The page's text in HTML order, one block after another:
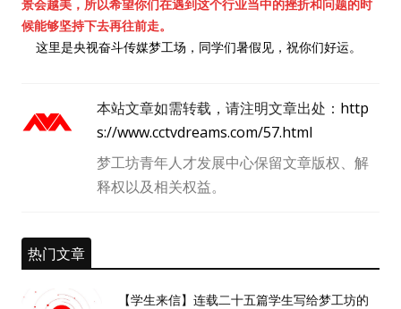
景会越美，所以希望你们在遇到这个行业当中的挫折和问题的时
候能够坚持下去再往前走。
这里是央视奋斗传媒梦工场，同学们暑假见，祝你们好运。
本站文章如需转载，请注明文章出处： http
s://www.cctvdreams.com/57.html
梦工坊青年人才发展中心保留文章版权、解
释权以及相关权益。
热门文章
【学生来信】连载二十五篇学生写给梦工坊的